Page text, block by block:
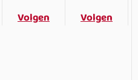
Volgen
Volgen